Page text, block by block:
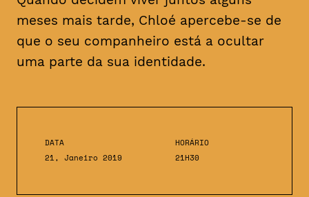
meses mais tarde, Chloé apercebe-se de
que o seu companheiro está a ocultar
uma parte da sua identidade.
DATA
21, Janeiro 2019
HORÁRIO
21H30